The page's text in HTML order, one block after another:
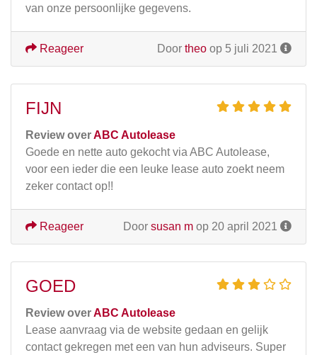
van onze persoonlijke gegevens.
Door theo op 5 juli 2021
Reageer
FIJN
Review overABC Autolease
Goede en nette auto gekocht via ABC Autolease,
voor een ieder die een leuke lease auto zoekt neem
zeker contact op!!
Door susan m op 20 april 2021
Reageer
GOED
Review overABC Autolease
Lease aanvraag via de website gedaan en gelijk
contact gekregen met een van hun adviseurs. Super